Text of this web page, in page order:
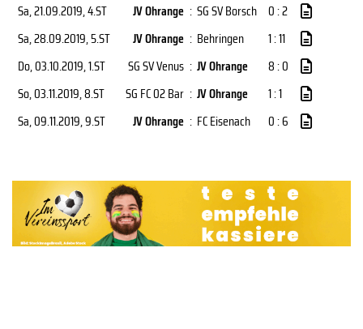
Sa, 21.09.2019, 4.ST JV Ohrange : SG SV Borsch 0 : 2
Sa, 28.09.2019, 5.ST JV Ohrange : Behringen
1 : 11
Do, 03.10.2019, 1.ST SG SV Venus : JV Ohrange
8 : 0
So, 03.11.2019, 8.ST SG FC 02 Bar : JV Ohrange
1 : 1
Sa, 09.11.2019, 9.ST JV Ohrange : FC Eisenach 0 : 6